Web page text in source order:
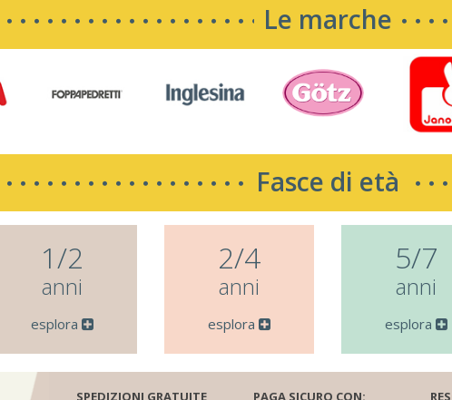
Le marche
Fasce di età
1/2
anni
esplora
2/4
anni
esplora
5/7
anni
esplora
SPEDIZIONI GRATUITE PAGA SICURO CON: